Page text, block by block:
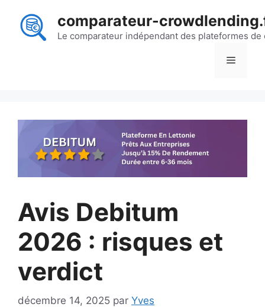
contenu
comparateur-
Le comparateur indépendant des plateformes
Menu
Avis Debitum
2026 : risques et
verdict
décembre 14, 2025 par Yves